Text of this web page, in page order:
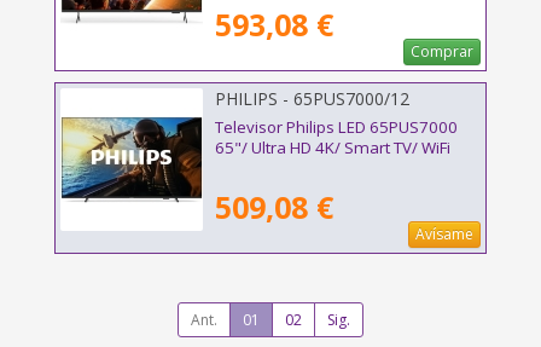
593,08 €
Comprar
PHILIPS - 65PUS7000/12
Televisor Philips LED 65PUS7000
65"/ Ultra HD 4K/ Smart TV/ WiFi
509,08 €
Avísame
Ant. 01 02 Sig.